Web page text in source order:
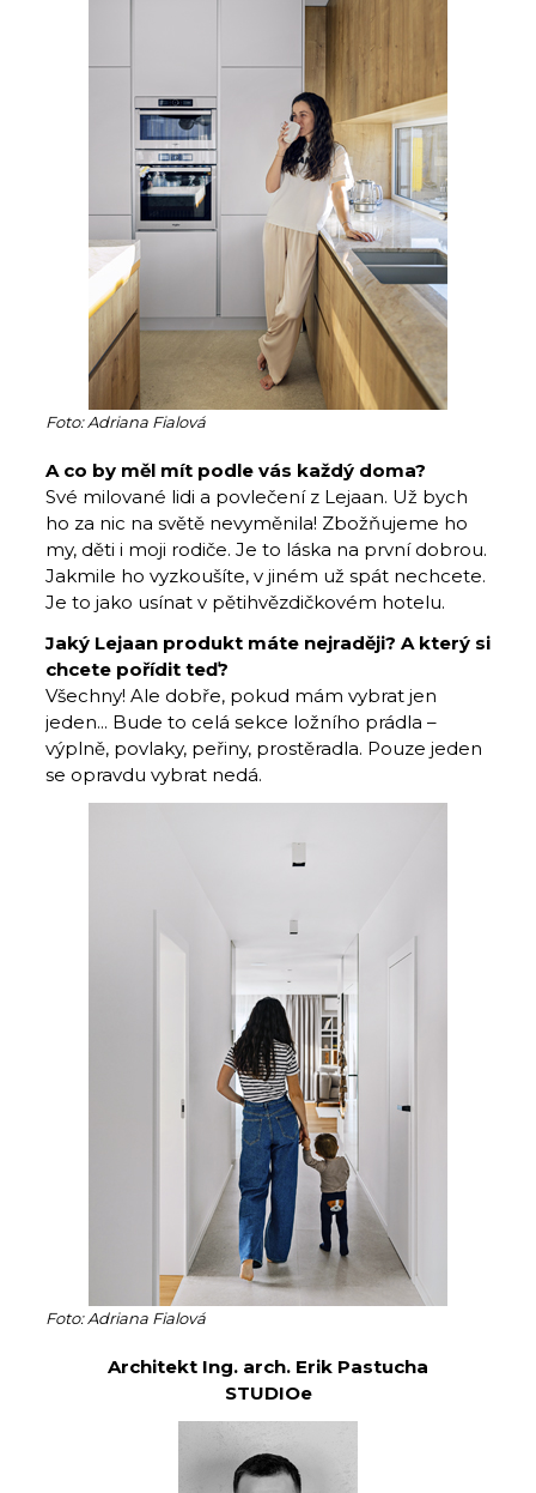
Foto: Adriana Fialová
A co by měl mít podle vás každý doma?
Své milované lidi a povlečení z Lejaan. Už bych
ho za nic na světě nevyměnila! Zbožňujeme ho
my, děti i moji rodiče. Je to láska na první dobrou.
Jakmile ho vyzkoušíte, v jiném už spát nechcete.
Je to jako usínat v pětihvězdičkovém hotelu.
Jaký Lejaan produkt máte nejraději? A který si
chcete pořídit teď?
Všechny! Ale dobře, pokud mám vybrat jen
jeden... Bude to celá sekce ložního prádla –
výplně, povlaky, peřiny, prostěradla. Pouze jeden
se opravdu vybrat nedá.
Foto: Adriana Fialová
Architekt Ing. arch. Erik Pastucha
STUDIOe